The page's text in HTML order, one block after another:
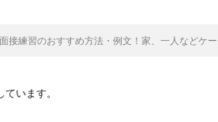
接練習のおすすめ方法・例文！家、一人などケ
います。